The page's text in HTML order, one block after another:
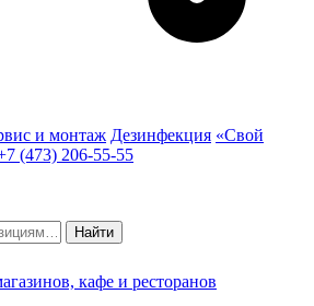
и монтаж Дезинфекция «Свой
(473) 206-55-55
Найти